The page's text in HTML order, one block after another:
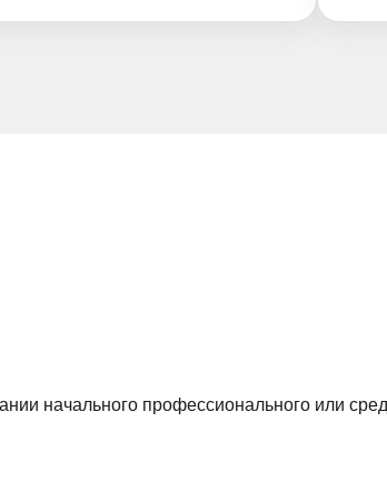
начального профессионального или